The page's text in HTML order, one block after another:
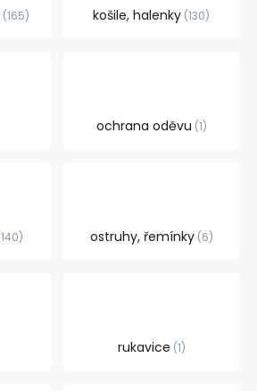
165 košile, halenky 130
ochrana oděvu 1
140 ostruhy, řemínky 6
rukavice 1